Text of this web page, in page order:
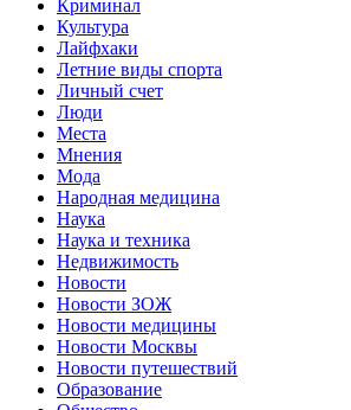
Криминал
Культура
Лайфхаки
Летние виды спорта
Личный счет
Люди
Места
Мнения
Мода
Народная медицина
Наука
Наука и техника
Недвижимость
Новости
Новости ЗОЖ
Новости медицины
Новости Москвы
Новости путешествий
Образование